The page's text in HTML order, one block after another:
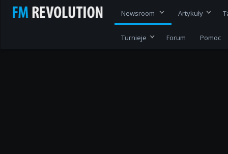
Newsroom Artykuły
Turnieje Forum Pomoc